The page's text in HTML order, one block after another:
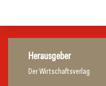
Herausgeber
Der Wirtschaftsverlag